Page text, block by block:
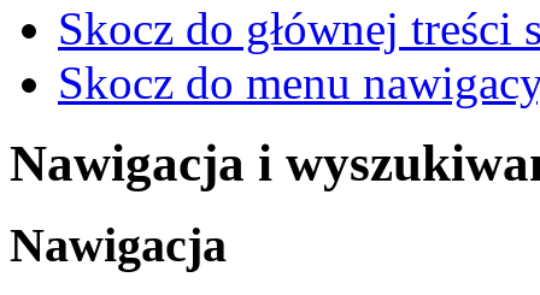
Skocz do głównej treści
Skocz do menu
Nawigacja i
Nawigacja